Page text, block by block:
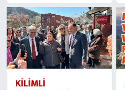
KILIMLI